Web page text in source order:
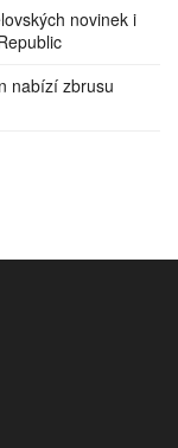
novinek i
nabízí zbrusu